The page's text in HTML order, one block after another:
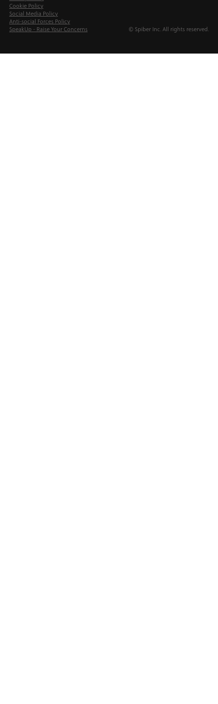
Cookie Policy
Social Media Policy
Anti-social Forces Policy
SpeakUp - Raise Your Concerns
© Spiber Inc. All rights reserved.